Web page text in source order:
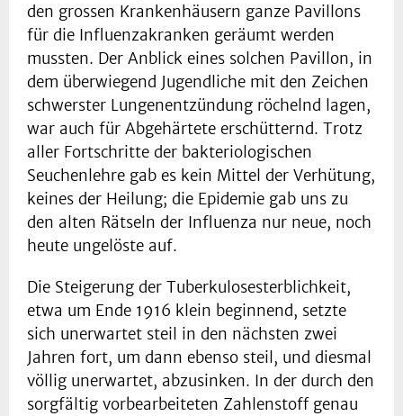
den grossen Krankenhäusern ganze Pavillons
für die Influenzakranken geräumt werden
mussten. Der Anblick eines solchen Pavillon, in
dem überwiegend Jugendliche mit den Zeichen
schwerster Lungenentzündung röchelnd lagen,
war auch für Abgehärtete erschütternd. Trotz
aller Fortschritte der bakteriologischen
Seuchenlehre gab es kein Mittel der Verhütung,
keines der Heilung; die Epidemie gab uns zu
den alten Rätseln der Influenza nur neue, noch
heute ungelöste auf.
Die Steigerung der Tuberkulosesterblichkeit,
etwa um Ende 1916 klein beginnend, setzte
sich unerwartet steil in den nächsten zwei
Jahren fort, um dann ebenso steil, und diesmal
völlig unerwartet, abzusinken. In der durch den
sorgfältig vorbearbeiteten Zahlenstoff genau